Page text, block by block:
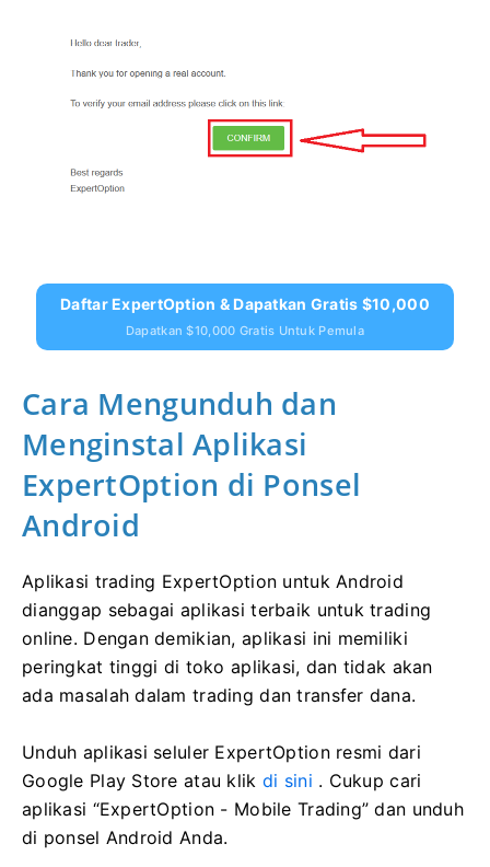
Daftar ExpertOption & Dapatkan Gratis $10,000
Dapatkan $10,000 Gratis Untuk Pemula
Cara Mengunduh dan
Menginstal Aplikasi
ExpertOption di Ponsel
Android
Aplikasi trading ExpertOption untuk Android
dianggap sebagai aplikasi terbaik untuk trading
online. Dengan demikian, aplikasi ini memiliki
peringkat tinggi di toko aplikasi, dan tidak akan
ada masalah dalam trading dan transfer dana.
Unduh aplikasi seluler ExpertOption resmi dari
Google Play Store atau klik di sini . Cukup cari
aplikasi “ExpertOption - Mobile Trading” dan unduh
di ponsel Android Anda.